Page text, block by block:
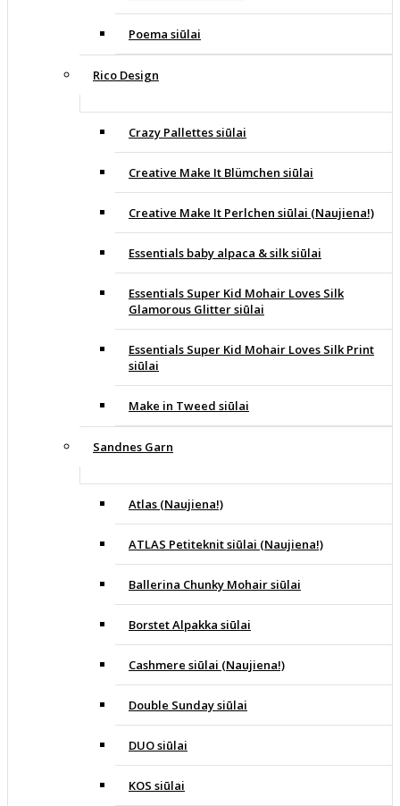
Poema siūlai
Rico Design
Crazy Pallettes siūlai
Creative Make It Blümchen siūlai
Creative Make It Perlchen siūlai (Naujiena!)
Essentials baby alpaca & silk siūlai
Essentials Super Kid Mohair Loves Silk
Glamorous Glitter siūlai
Essentials Super Kid Mohair Loves Silk Print
siūlai
Make in Tweed siūlai
Sandnes Garn
Atlas (Naujiena!)
ATLAS Petiteknit siūlai (Naujiena!)
Ballerina Chunky Mohair siūlai
Borstet Alpakka siūlai
Cashmere siūlai (Naujiena!)
Double Sunday siūlai
DUO siūlai
KOS siūlai